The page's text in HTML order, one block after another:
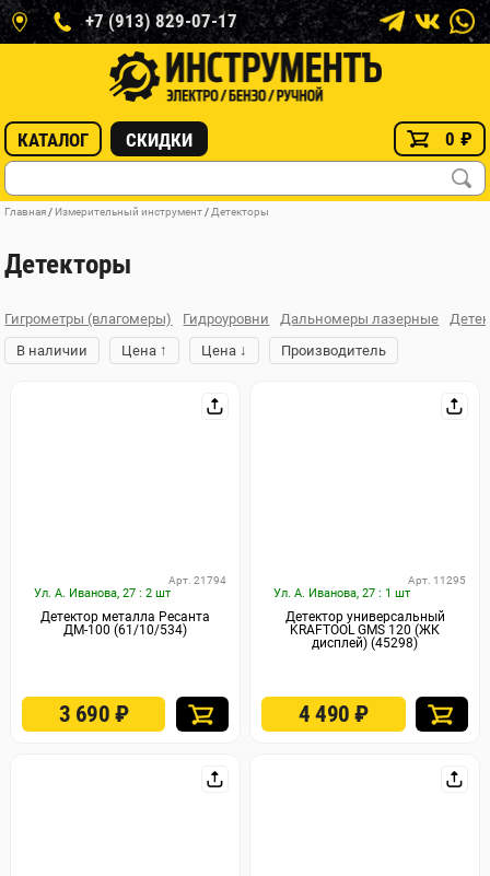
+7 (913) 829-07-17
КАТАЛОГ СКИДКИ 0 ₽
Главная / Измерительный инструмент / Детекторы
Детекторы
Гигрометры (влагомеры) Гидроуровни Дальномеры лазерные
В наличии
Цена ↑ Цена ↓ Производитель
Ул. А. Иванова, 27 : 2 шт
Арт. 21794
Детектор металла Ресанта
ДМ-100 (61/10/534)
3 690 ₽
Ул. А. Иванова, 27 : 1 шт
Арт. 11295
Детектор универсальный
KRAFTOOL GMS 120 (ЖК
дисплей) (45298)
4 490₽